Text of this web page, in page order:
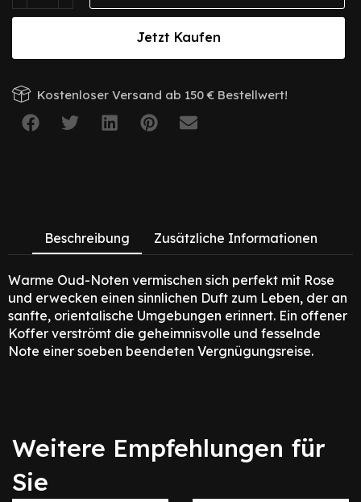
Jetzt Kaufen
Kostenloser Versand ab 150 € Bestellwert!
Beschreibung Zusätzliche Informationen
Warme Oud-Noten vermischen sich perfekt mit Rose
und erwecken einen sinnlichen Duft zum Leben, der an
sanfte, orientalische Umgebungen erinnert. Ein offener
Koffer verströmt die geheimnisvolle und fesselnde
Note einer soeben beendeten Vergnügungsreise.
Weitere Empfehlungen für
Sie